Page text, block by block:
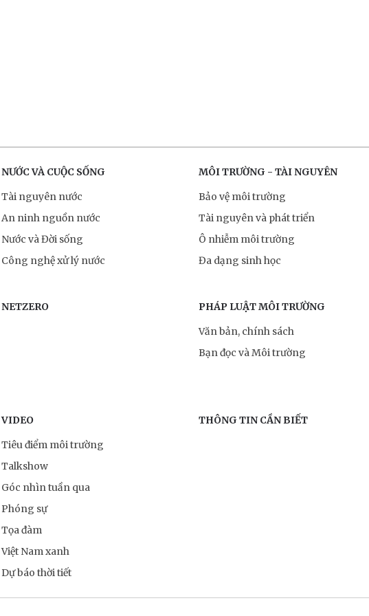
NƯỚC VÀ CUỘC SỐNG
Tài nguyên nước
An ninh nguồn nước
Nước và Đời sống
Công nghệ xử lý nước
MÔI TRƯỜNG - TÀI NGUYÊN
Bảo vệ môi trường
Tài nguyên và phát triển
Ô nhiễm môi trường
Đa dạng sinh học
NETZERO
PHÁP LUẬT MÔI TRƯỜNG
Văn bản, chính sách
Bạn đọc và Môi trường
VIDEO
Tiêu điểm môi trường
Talkshow
Góc nhìn tuần qua
Phóng sự
Tọa đàm
Việt Nam xanh
Dự báo thời tiết
THÔNG TIN CẦN BIẾT